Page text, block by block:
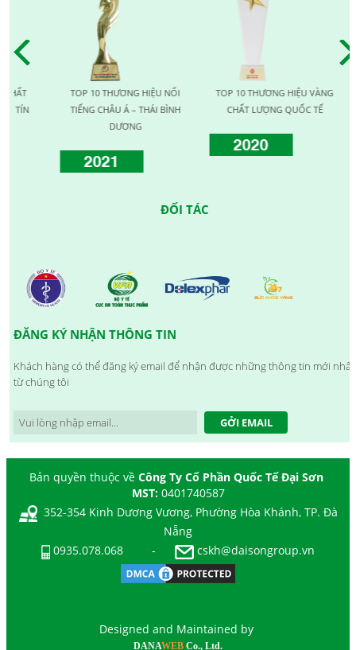
TOP 10 THƯƠNG HIỆU NỔI
TIẾNG CHÂU Á – THÁI BÌNH
DƯƠNG
2021
TOP 10 THƯƠNG HIỆU VÀNG
CHẤT LƯỢNG QUỐC TẾ
2020
ĐỐI TÁC
ĐĂNG KÝ NHẬN THÔNG TIN
Khách hàng có thể đăng ký email để nhận được những thông tin mới nhất
từ chúng tôi
GỞI EMAIL
Bản quyền thuộc về Công Ty Cổ Phần Quốc Tế Đại Sơn
MST: 0401740587
352-354 Kinh Dương Vương, Phường Hòa Khánh, TP. Đà
Nẵng
0935.078.068
- cskh@daisongroup.vn
Designed and Maintained by
DANAWEB Co., Ltd.